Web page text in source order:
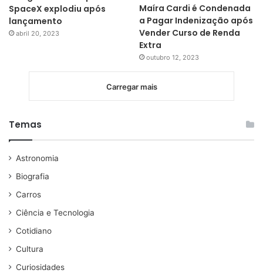
SpaceX explodiu após
lançamento
abril 20, 2023
Maíra Cardi é Condenada
a Pagar Indenização após
Vender Curso de Renda
Extra
outubro 12, 2023
Carregar mais
Temas
Astronomia
Biografia
Carros
Ciência e Tecnologia
Cotidiano
Cultura
Curiosidades